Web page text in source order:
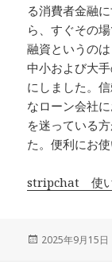
る消費者金融
ら、すぐその
融資というの
中小および大
にしました。
なローン会社
を迷っている
た。便利にお使
stripchat 使
投
2025年9月15日